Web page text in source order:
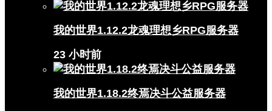
我的世界1.12.2龙魂理想乡RPG服务器
23 小时前
我的世界1.18.2终焉决斗公益服务器